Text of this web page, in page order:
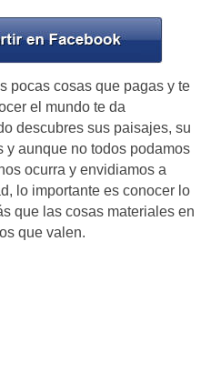
pocas cosas que pagas y te
el mundo te da
descubres sus paisajes, su
y aunque no todos podamos
ocurra y envidiamos a
lo importante es conocer lo
que las cosas materiales en
que valen.